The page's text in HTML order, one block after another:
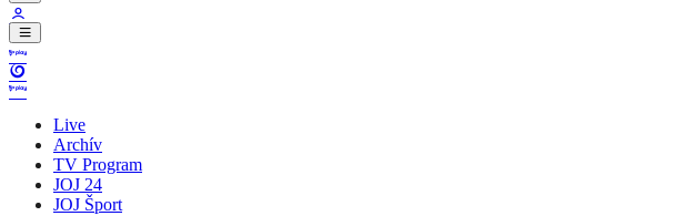
Live
Archív
TV Program
JOJ 24
JOJ Šport